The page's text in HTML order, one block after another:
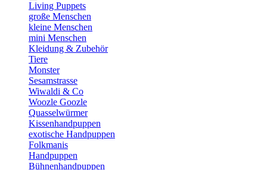
Living Puppets
große Menschen
kleine Menschen
mini Menschen
Kleidung & Zubehör
Tiere
Monster
Sesamstrasse
Wiwaldi & Co
Woozle Goozle
Quasselwürmer
Kissenhandpuppen
exotische Handpuppen
Folkmanis
Handpuppen
Bühnenhandpuppen